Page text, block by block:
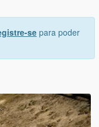
separa poder